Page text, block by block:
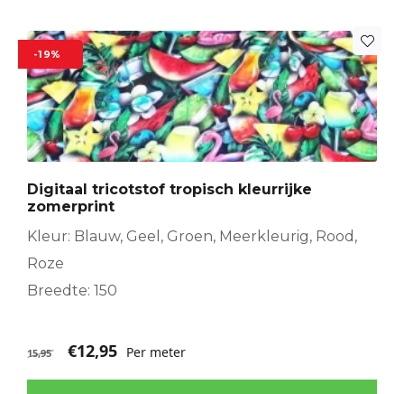
-19%
Digitaal tricotstof tropisch kleurrijke
zomerprint
Kleur: Blauw, Geel, Groen, Meerkleurig, Rood,
Roze
Breedte: 150
15,95 €12,95 Per meter